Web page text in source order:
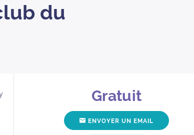
du
Détails de l’événement
Gratuit
ENVOYER UN EMAIL POUR